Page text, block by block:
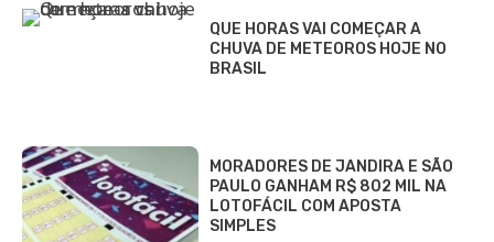
QUE HORAS VAI COMEÇAR A
CHUVA DE METEOROS HOJE NO
BRASIL
MORADORES DE JANDIRA E SÃO
PAULO GANHAM R$ 802 MIL NA
LOTOFÁCIL COM APOSTA
SIMPLES